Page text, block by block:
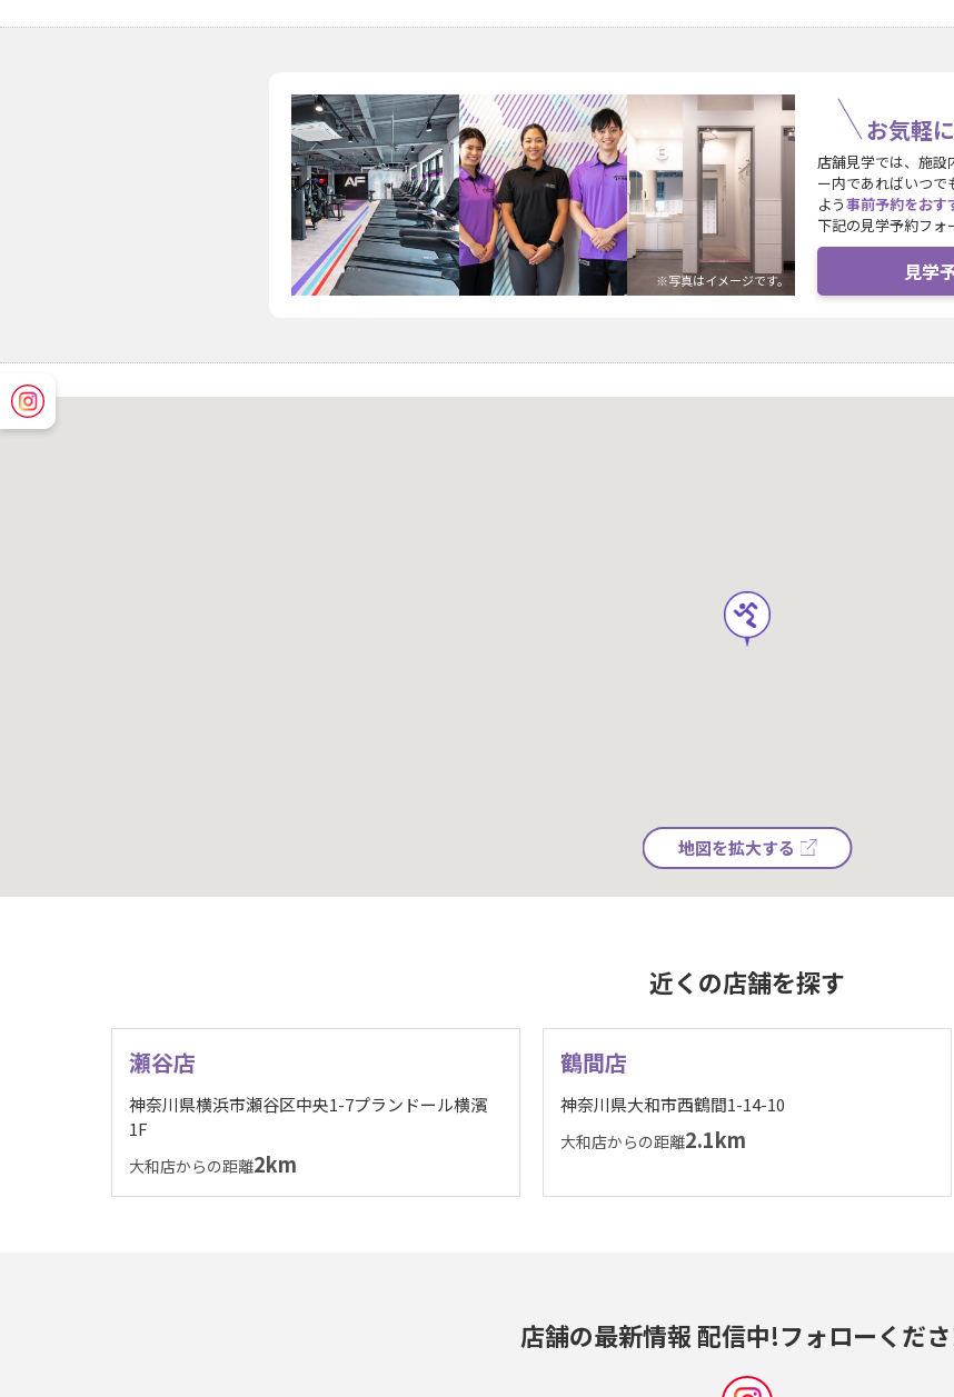
お気軽
※写真はイメージです。
店舗見学では、施設
ー内であればいつで
よう事前予約をおす
下記の見学予約フォ
見学
地図を拡大する
近くの店舗を探す
瀬谷店
神奈川県横浜市瀬谷区中央1-7プランドール横濱
1F
大和店からの距離2km
鶴間店
神奈川県大和市西鶴間1-14-10
大和店からの距離2.1km
店舗の最新情報 配信中!フォローくだ